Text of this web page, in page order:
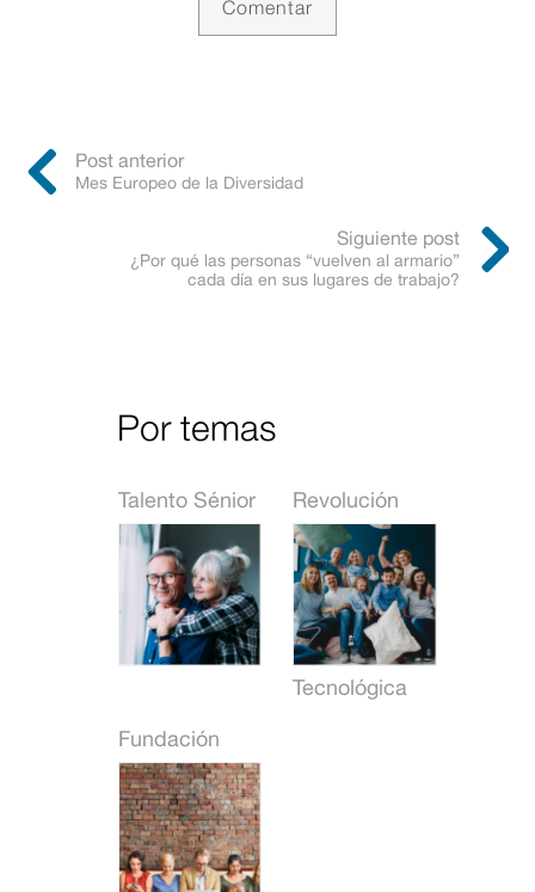
Post anterior
Mes Europeo de la Diversidad
Siguiente post
¿Por qué las personas “vuelven al armario”
cada día en sus lugares de trabajo?
Por temas
Talento Sénior Revolución
Tecnológica
Fundación